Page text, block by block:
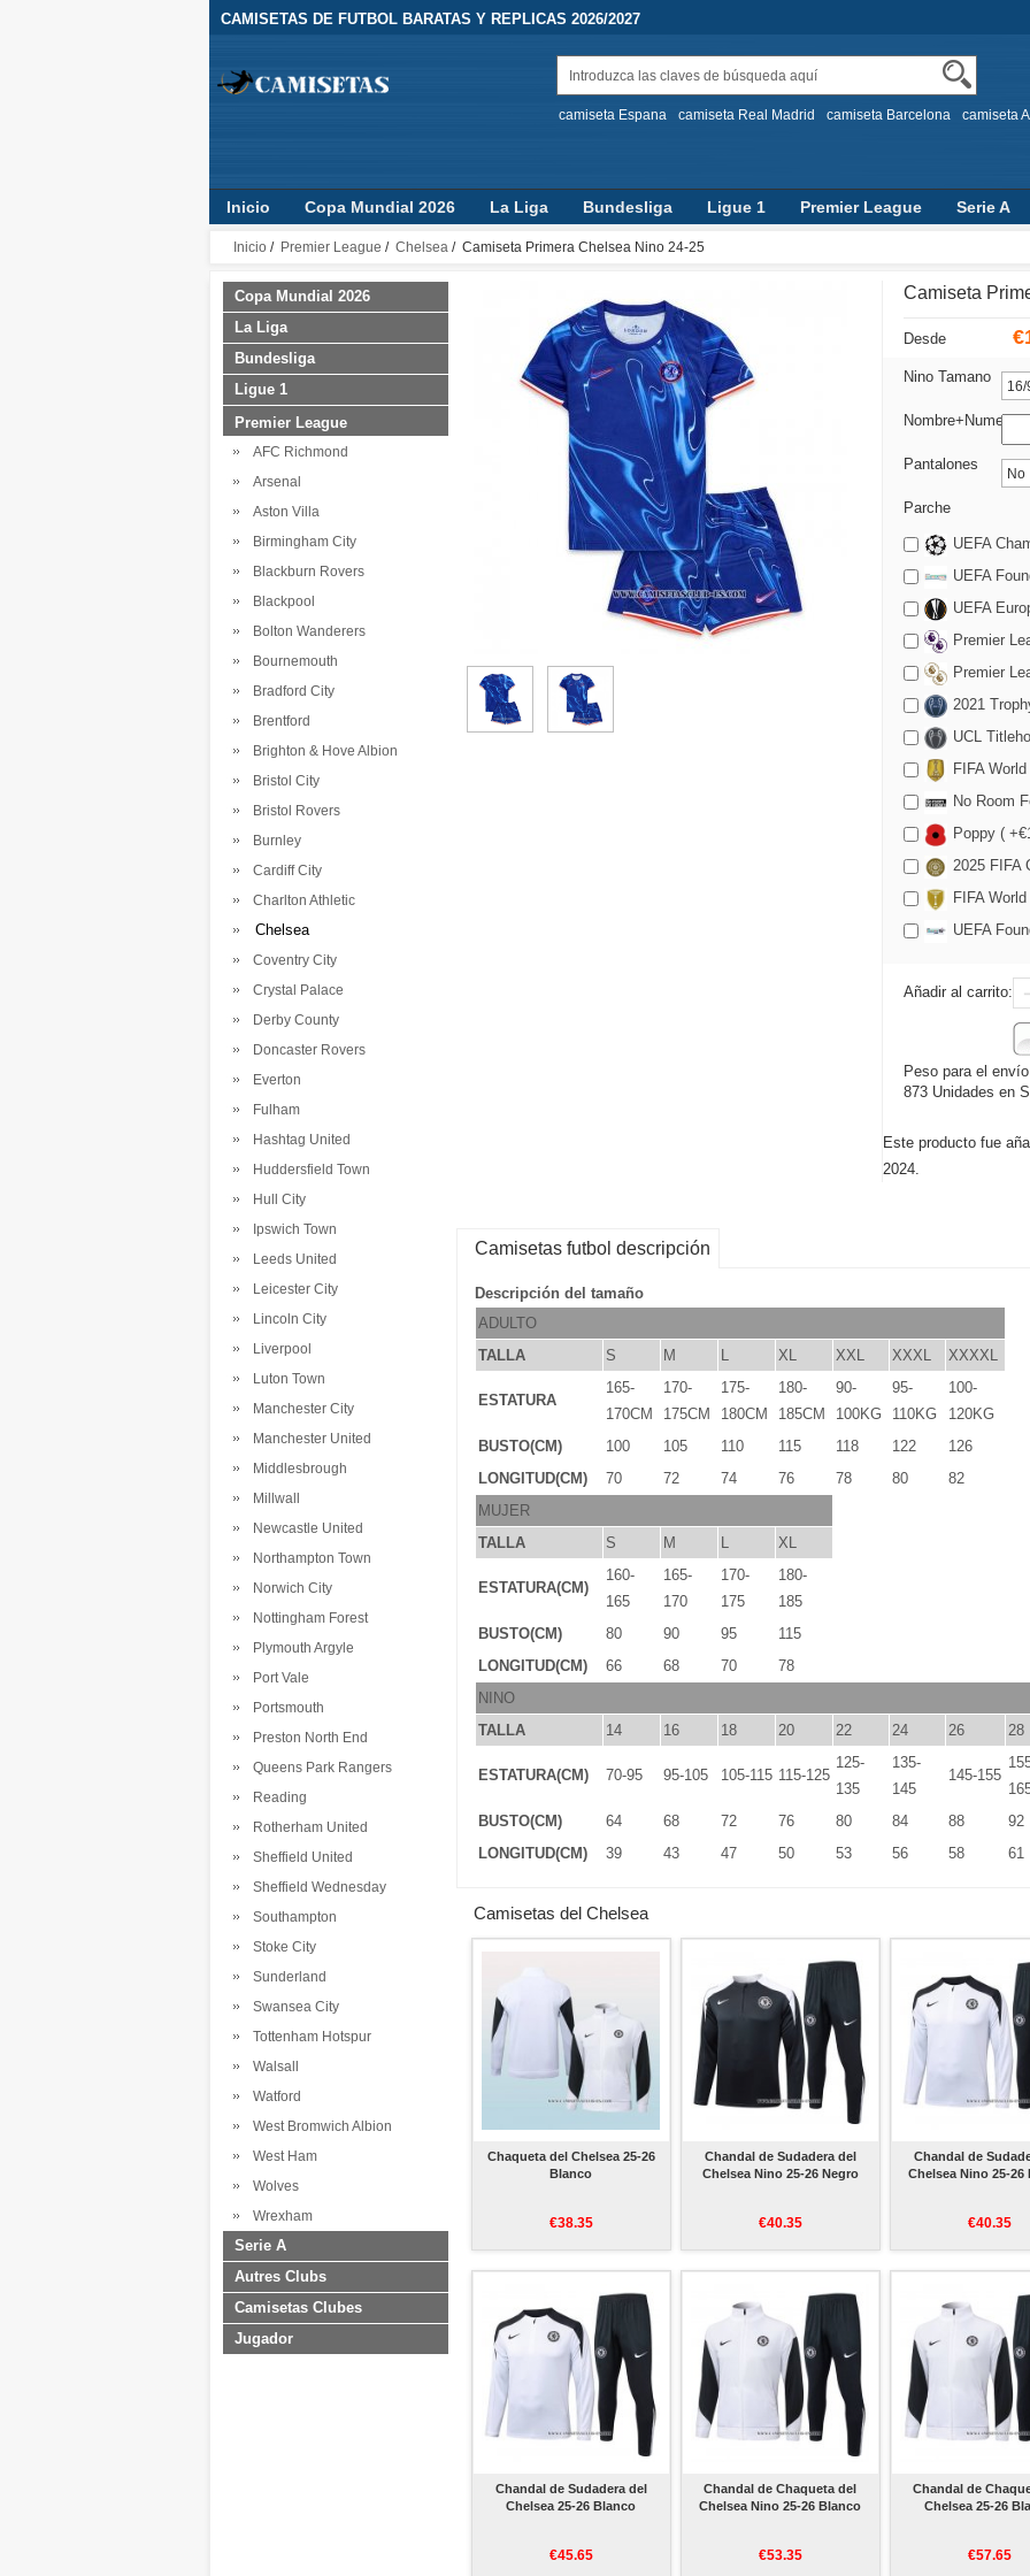
CAMISETAS DE FUTBOL BARATAS Y REPLICAS 2026/2027
camiseta Espana camiseta Real Madrid camiseta Barcelona camiseta
Inicio Copa Mundial 2026 La Liga Bundesliga Ligue 1 Premier League
Serie A
Camisetas Clubes
Jugador
Inicio / Premier League / Chelsea / Camiseta Primera Chelsea Nino 24-25
Copa Mundial 2026
La Liga
Bundesliga
Ligue 1
Premier League
AFC Richmond
Arsenal
Aston Villa
Birmingham City
Blackburn Rovers
Blackpool
Bolton Wanderers
Bournemouth
Bradford City
Brentford
Brighton & Hove Albion
Bristol City
Bristol Rovers
Burnley
Cardiff City
Charlton Athletic
Chelsea
Coventry City
Crystal Palace
Derby County
Doncaster Rovers
Everton
Fulham
Hashtag United
Huddersfield Town
Hull City
Ipswich Town
Leeds United
Leicester City
Lincoln City
Liverpool
Luton Town
Manchester City
Manchester United
Middlesbrough
Millwall
Newcastle United
Northampton Town
Norwich City
Nottingham Forest
Plymouth Argyle
Port Vale
Portsmouth
Preston North End
Queens Park Rangers
Reading
Rotherham United
Sheffield United
Sheffield Wednesday
Southampton
Stoke City
Sunderland
Swansea City
Tottenham Hotspur
Walsall
Watford
West Bromwich Albion
West Ham
Wolves
Wrexham
Serie A
Autres Clubs
Camisetas Clubes
Jugador
Camiseta
Desde €
Nino Tamano
Nombre+Numero
Pantalones
Parche
UEFA
UEFA
UEFA
Premier
Premier
2021
UCL
FIFA
No Room
Poppy (
2025 FIFA
FIFA
UEFA
Añadir al carrito:
Peso para el
873 Unidades en
Este producto fue
2024.
Camisetas futbol descripción
Descripción del tamaño
ADULTO
TALLA
S M L XL XXL XXXL XXXXL
ESTATURA
165-
170CM
170-
175CM
175-
180CM
180-
185CM
90-
100KG
95-
110KG
100-
120KG
BUSTO(CM)
100 105 110 115 118 122
126
LONGITUD(CM)
70 72 74 76 78 80
82
MUJER
TALLA
S M L XL
ESTATURA(CM)
160-
165
165-
170
170-
175
180-
185
BUSTO(CM)
80 90 95
115
LONGITUD(CM)
66 68 70
78
NINO
TALLA
14 16 18 20 22 24 26 28
ESTATURA(CM) 70-95 95-105 105-115 115-125
125-
135
135-
145
145-155
BUSTO(CM)
64 68 72 76 80 84 88
92
LONGITUD(CM)
39 43 47 50 53 56 58 61
Camisetas del Chelsea
Chaqueta del Chelsea 25-26
Blanco
€38.35
Chandal de Sudadera del
Chelsea Nino 25-26 Negro
€40.35
Chandal de
Chelsea Nino 25-26
€40.35
Chandal de Sudadera del
Chelsea 25-26 Blanco
€45.65
Chandal de Chaqueta del
Chelsea Nino 25-26 Blanco
€53.35
Chandal de
Chelsea 25-26
€57.65